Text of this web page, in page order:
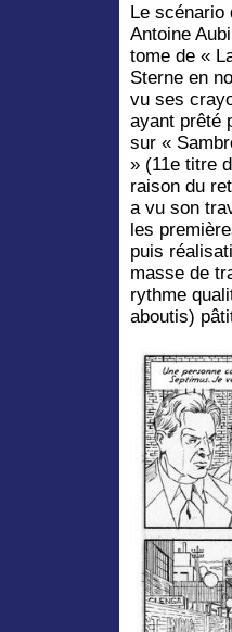
Le scénario
Antoine
tome de «
Sterne en
vu ses
ayant prêté
sur «
» (11e titre
raison du
a vu son
les
puis
masse de
rythme
aboutis)